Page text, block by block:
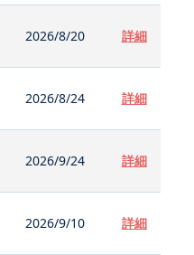
2026/8/20 詳細
2026/8/24 詳細
2026/9/24 詳細
2026/9/10 詳細